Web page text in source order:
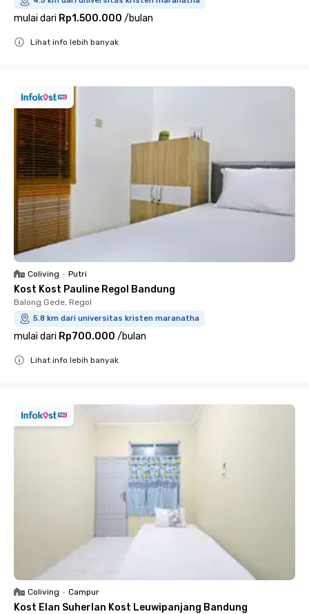
mulai dari Rp1.500.000 /bulan
Lihat info lebih banyak
Coliving • Putri
Kost Kost Pauline Regol Bandung
Balong Gede, Regol
5.8 km dari universitas kristen maranatha
mulai dari Rp700.000 /bulan
Lihat info lebih banyak
Coliving • Campur
Kost Elan Suherlan Kost Leuwipanjang Bandung